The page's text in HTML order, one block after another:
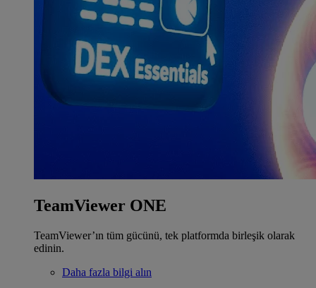
TeamViewer ONE
TeamViewer’ın tüm gücünü, tek platformda birleşik olarak
edinin.
Daha fazla bilgi alın